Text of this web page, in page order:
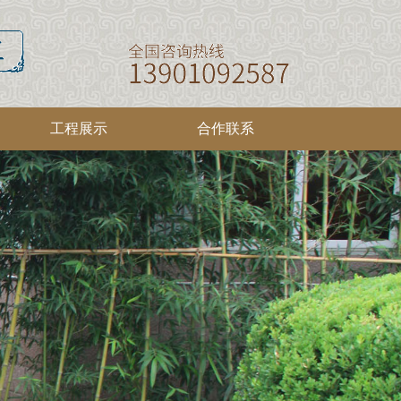
工程展示 合作联系
人介绍 新闻报道 领导团队
圣贤文化 家道文化
设计 校园设计 家庭设计 农村设计 社区设计
展馆施工 仿真蜡像
校园施工 家庭施工